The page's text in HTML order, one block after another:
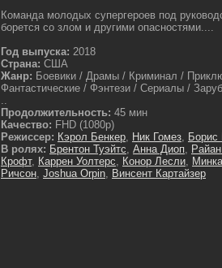
Команда молодых супергероев под
борется со злом и другими опасностями....
Год выпуска: 2018
Страна: США
Жанр: Боевики / Драмы / Криминал /
Фантастические / Фэнтези / Сериалы /
..
Продолжительность: 45 мин
Качество: FHD (1080p)
Режиссер: Кэрол Бенкер, Ник Гомез, Борис
В ролях: Брентон Туэйтс, Анна Диоп,
Крофт, Каррен Уолтерс, Конор Лесли,
Ричсон, Joshua Orpin, Винсент Картайзер